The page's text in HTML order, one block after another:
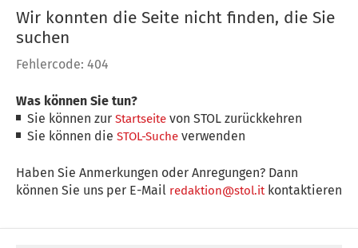
Wir konnten die Seite nicht finden, die Sie
suchen
Fehlercode: 404
Was können Sie tun?
Sie können zurStartseite von STOL zurückkehren
Sie können dieSTOL-Suche verwenden
Haben Sie Anmerkungen oder Anregungen? Dann
können Sie uns per E-Mail redaktion@stol.itkontaktieren